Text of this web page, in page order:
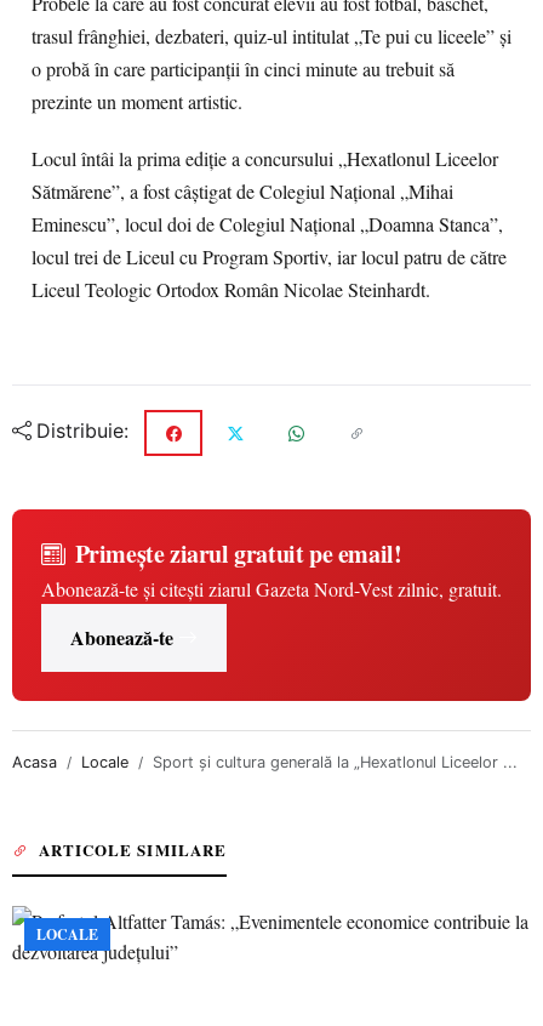
trasul frânghiei, dezbateri, quiz-ul intitulat „Te pui cu liceele” și
o probă în care participanții în cinci minute au trebuit să
prezinte un moment artistic.
Locul întâi la prima ediție a concursului „Hexatlonul Liceelor
Sătmărene”, a fost câștigat de Colegiul Național „Mihai
Eminescu”, locul doi de Colegiul Național „Doamna Stanca”,
locul trei de Liceul cu Program Sportiv, iar locul patru de către
Liceul Teologic Ortodox Român Nicolae Steinhardt.
Distribuie:
Primește ziarul gratuit pe email!
Abonează-te și citești ziarul Gazeta Nord-Vest zilnic, gratuit.
Abonează-te
Acasa Locale Sport și cultura generală la „Hexatlonul Liceelor ...
ARTICOLE SIMILARE
LOCALE